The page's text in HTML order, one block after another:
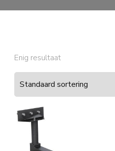
Enig resultaat